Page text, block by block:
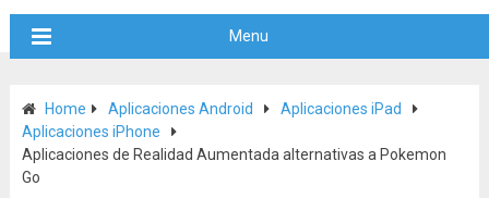
Menu
Home Aplicaciones Android
Aplicaciones iPad
Aplicaciones iPhone
Aplicaciones de Realidad Aumentada alternativas a Pokemon
Go